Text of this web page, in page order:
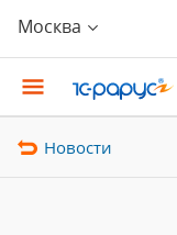
Москва
Новости